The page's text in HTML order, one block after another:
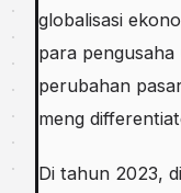
globalisasi
para
perubahan
meng
Di tahun 2023,